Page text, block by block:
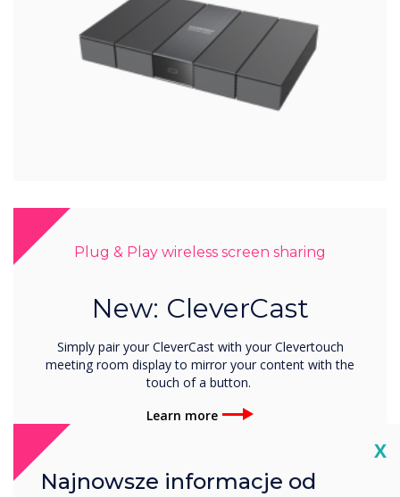
Plug & Play wireless screen sharing
New: CleverCast
Simply pair your CleverCast with your Clevertouch
meeting room display to mirror your content with the
touch of a button.
Learn more
X
Najnowsze informacje od